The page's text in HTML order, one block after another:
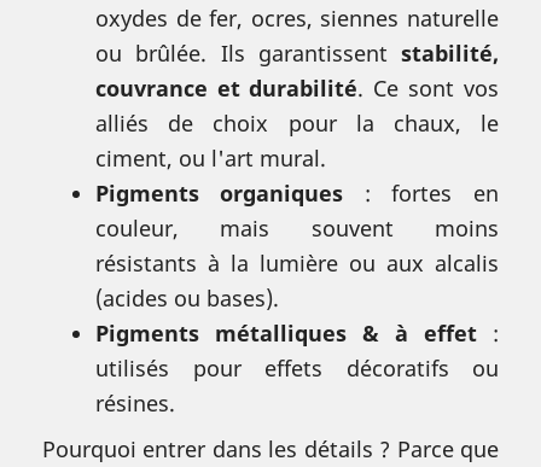
oxydes de fer, ocres, siennes naturelle
ou brûlée. Ils garantissent stabilité,
couvrance et durabilité. Ce sont vos
alliés de choix pour la chaux, le
ciment, ou l'art mural.
Pigments organiques : fortes en
couleur, mais souvent moins
résistants à la lumière ou aux alcalis
(acides ou bases).
Pigments métalliques & à effet :
utilisés pour effets décoratifs ou
résines.
Pourquoi entrer dans les détails ? Parce que